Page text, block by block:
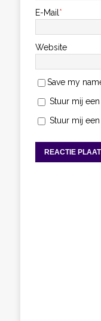
E-Mail *
Website
Save my
Stuur mij
Stuur mij